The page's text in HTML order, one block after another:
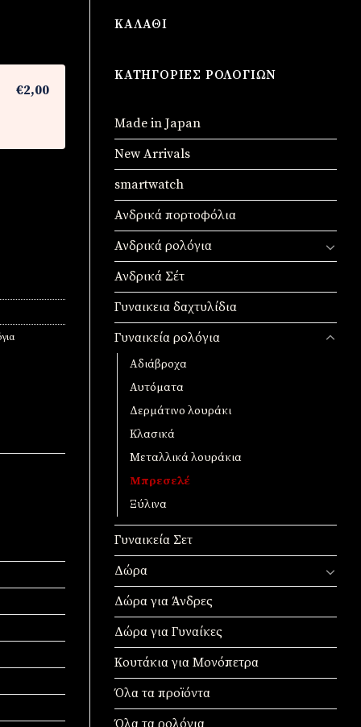
ΚΑΛΆΘΙ
ΚΑΤΗΓΟΡΊΕΣ ΡΟΛΟΓΙΏΝ
Made in Japan
New Arrivals
smartwatch
Ανδρικά πορτοφόλια
Ανδρικά ρολόγια
Ανδρικά Σέτ
Γυναικεια δαχτυλίδια
Γυναικεία ρολόγια
Αδιάβροχα
Αυτόματα
Δερμάτινο λουράκι
Κλασικά
Μεταλλικά λουράκια
Μπρεσελέ
Ξύλινα
Γυναικεία Σετ
Δώρα
Δώρα για Άνδρες
Δώρα για Γυναίκες
Κουτάκια για Μονόπετρα
Όλα τα προϊόντα
€2,00